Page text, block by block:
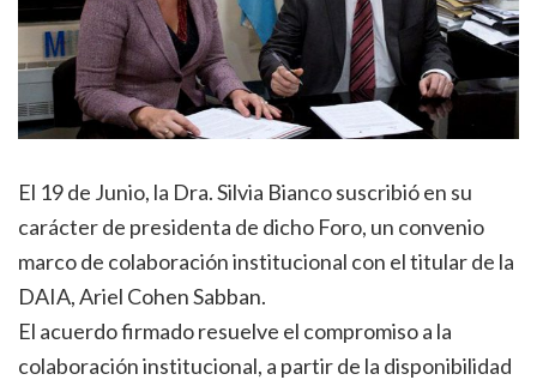
El 19 de Junio, la Dra. Silvia Bianco suscribió en su
carácter de presidenta de dicho Foro, un convenio
marco de colaboración institucional con el titular de la
DAIA, Ariel Cohen Sabban.
El acuerdo firmado resuelve el compromiso a la
colaboración institucional, a partir de la disponibilidad